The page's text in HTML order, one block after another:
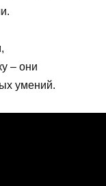
– они
умений.